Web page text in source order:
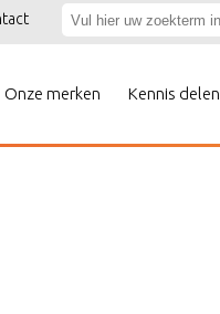
Onze merken Kennis delen